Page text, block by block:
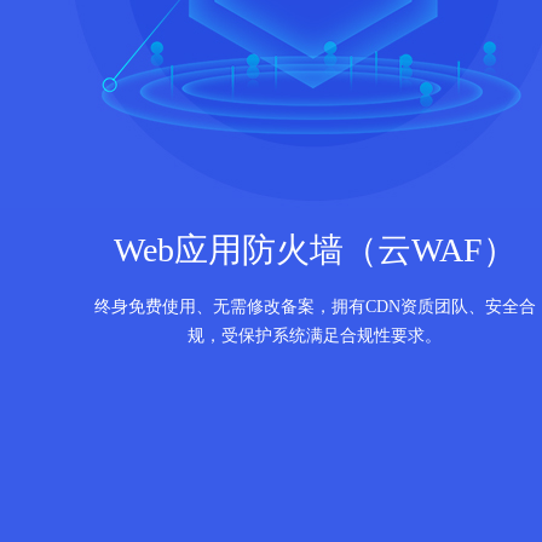
Web应用防火墙（云WAF）
终身免费使用、无需修改备案，拥有CDN资质团队、安全合
规，受保护系统满足合规性要求。